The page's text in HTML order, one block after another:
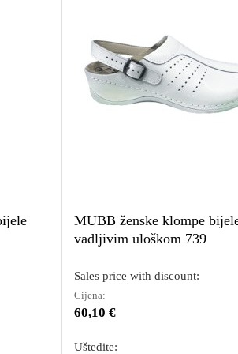
MUBB ženske klompe
vadljivim uloškom 739
Sales price with discount:
Cijena:
60,10 €
Uštedite: